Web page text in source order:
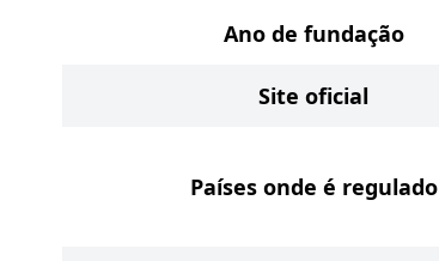
Ano de fundação
Site oficial
Países onde é regulado